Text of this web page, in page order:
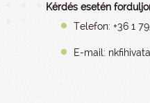
Kérdés esetén
Telefon: +36 1
E-mail: